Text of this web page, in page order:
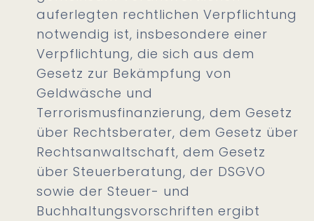
auferlegten rechtlichen Verpflichtung
notwendig ist, insbesondere einer
Verpflichtung, die sich aus dem
Gesetz zur Bekämpfung von
Geldwäsche und
Terrorismusfinanzierung, dem Gesetz
über Rechtsberater, dem Gesetz über
Rechtsanwaltschaft, dem Gesetz
über Steuerberatung, der DSGVO
sowie der Steuer- und
Buchhaltungsvorschriften ergibt